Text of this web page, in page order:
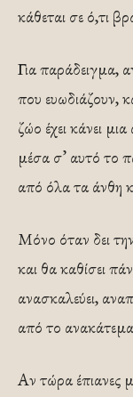
κάθεται σε ό,τι
Για παράδειγμα,
που ευωδιάζουν,
ζώο έχει κάνει
μέσα σ’ αυτό το
από όλα τα άνθη
Μόνο όταν δει
και θα καθίσει
ανασκαλεύει,
από το
Αν τώρα έπιανες